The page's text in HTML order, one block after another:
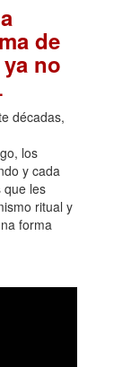
de
no
.
décadas,
los
y cada
que les
ritual y
forma